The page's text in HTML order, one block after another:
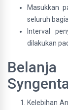
Masukkan
seluruh
Interval
dilakukan
Kelebihan